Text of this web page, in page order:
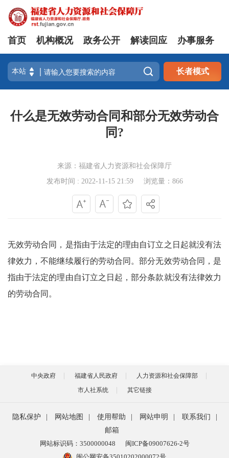
首页 机构概况 政务公开 解读回应 办事服务
 长者模式
什么是无效劳动合同和部分无效劳动合
同?
来源：福建省人力资源和社会保障厅
发布时间 : 2022-11-15 21:59
浏览量：866
无效劳动合同，是指由于法定的理由自订立之日起就没有法
律效力，不能继续履行的劳动合同。部分无效劳动合同，是
指由于法定的理由自订立之日起，部分条款就没有法律效力
的劳动合同。
中央政府 福建省人民政府
人力资源和社会保障部
市人社系统
其它链接
隐私保护 网站地图 使用帮助 网站申明 联系我们
邮箱
网站标识码：3500000048
闽ICP备09007626-2号